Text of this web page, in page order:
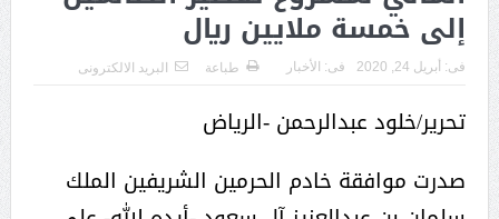
إلى خمسة ملايين ريال
فى: أبريل 24, 2020 فى: الأخبار طباعة البريد الالكترونى
تحرير/خلود عبدالرحمن -الرياض
صدرت موافقة خادم الحرمين الشريفين الملك